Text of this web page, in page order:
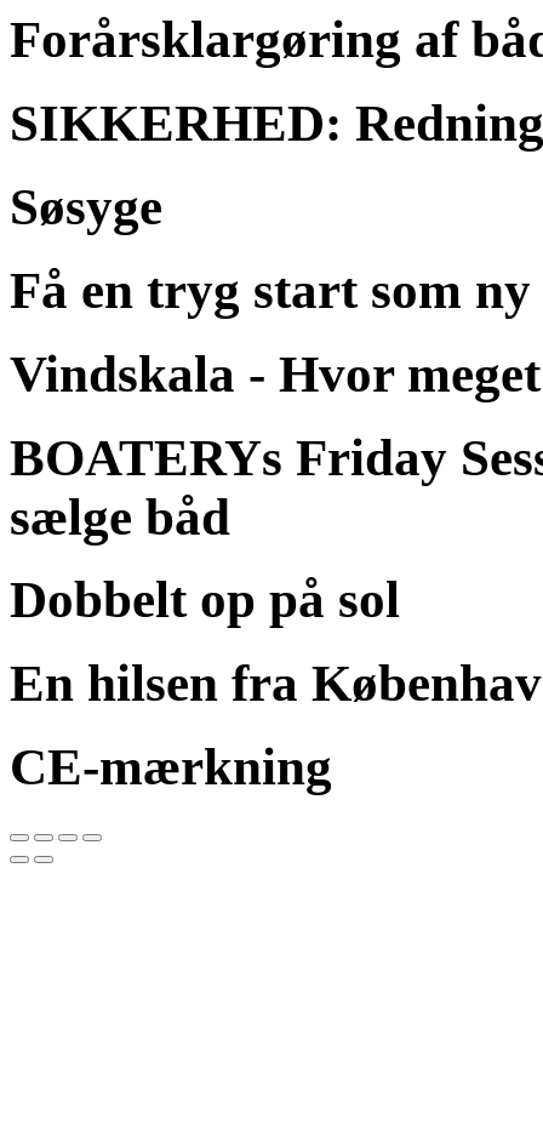
Forårsklargøring af
SIKKERHED:
Søsyge
Få en tryg start som
Vindskala - Hvor
BOATERYs Friday
sælge båd
Dobbelt op på sol
En hilsen fra
CE-mærkning